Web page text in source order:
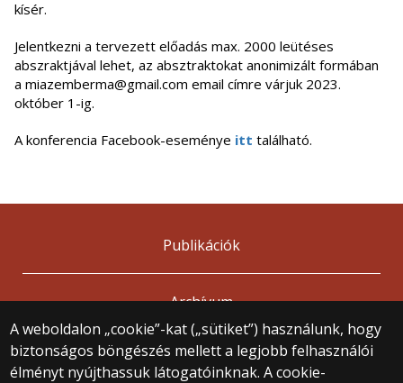
kísér.
Jelentkezni a tervezett előadás max. 2000 leütéses
abszraktjával lehet, az absztraktokat anonimizált formában
a miazemberma@gmail.com email címre várjuk 2023.
október 1-ig.
A konferencia Facebook-eseménye itt található.
A weboldalon „cookie”-kat („sütiket”) használunk, hogy
biztonságos böngészés mellett a legjobb felhasználói
élményt nyújthassuk látogatóinknak. A cookie-
Publikációk
Archívum
© 2025 Eötvös Loránd Tudományegyetem
Minden jog fenntartva.